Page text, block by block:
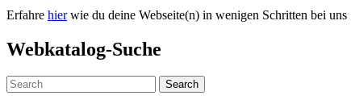
Erfahre hierwie du deine Webseite(n) in wenigen Schritten bei uns
Webkatalog-Suche